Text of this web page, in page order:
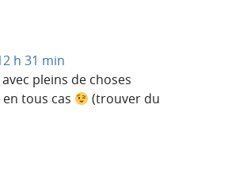
h 31 min
pleins de choses
tous cas
(trouver du